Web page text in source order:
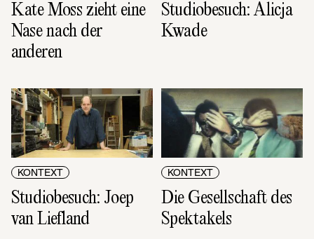
Kate Moss zieht eine
Nase nach der
anderen
Studiobesuch: Alicja
Kwade
KONTEXT
Studiobesuch: Joep
van Liefland
KONTEXT
Die Gesellschaft des
Spektakels